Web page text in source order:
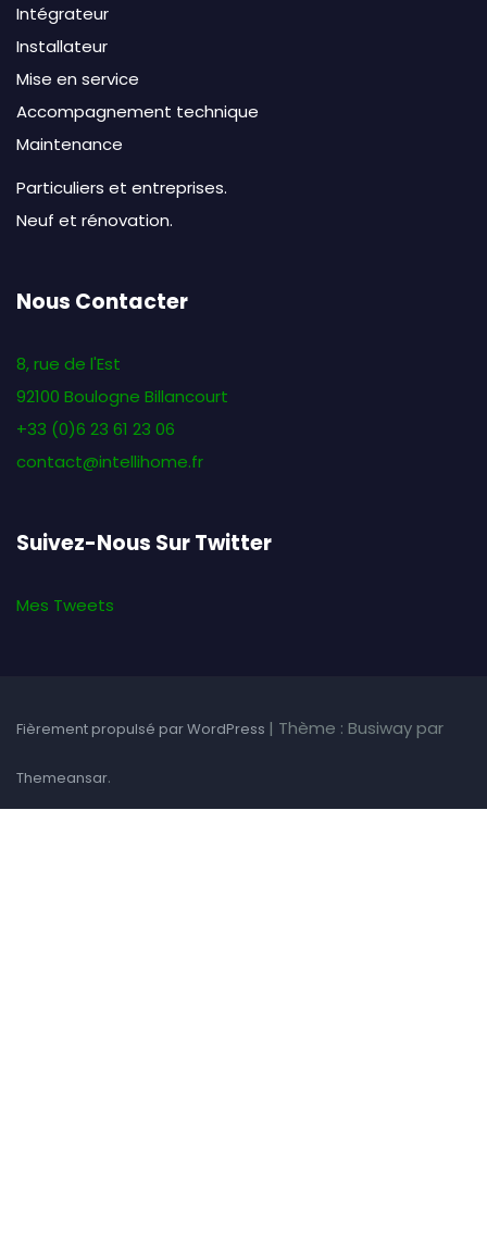
Intégrateur
Installateur
Mise en service
Accompagnement technique
Maintenance
Particuliers et entreprises.
Neuf et rénovation.
Nous Contacter
8, rue de l'Est
92100 Boulogne Billancourt
+33 (0)6 23 61 23 06
contact@intellihome.fr
Suivez-Nous Sur Twitter
Mes Tweets
Fièrement propulsé par WordPress | Thème : Busiway par
Themeansar.